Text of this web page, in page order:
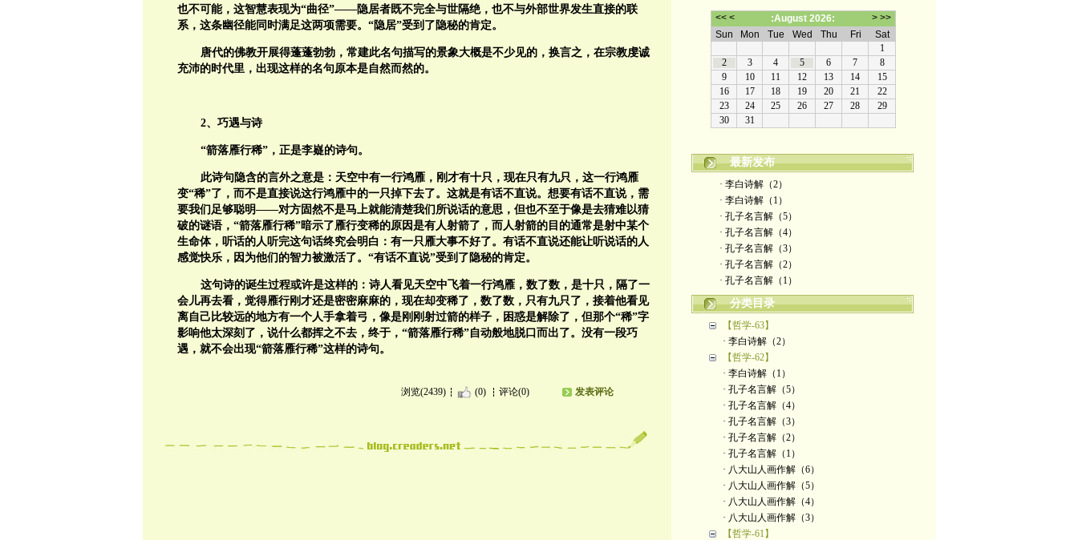
也不可能，这智慧表现为“曲径”——隐居者既不完全与世隔绝，也不与外部世界发生直接的联
系，这条幽径能同时满足这两项需要。“隐居”受到了隐秘的肯定。
唐代的佛教开展得蓬蓬勃勃，常建此名句描写的景象大概是不少见的，换言之，在宗教虔诚
充沛的时代里，出现这样的名句原本是自然而然的。
2、巧遇与诗
“箭落雁行稀”，正是李嶷的诗句。
此诗句隐含的言外之意是：天空中有一行鸿雁，刚才有十只，现在只有九只，这一行鸿雁
变“稀”了，而不是直接说这行鸿雁中的一只掉下去了。这就是有话不直说。想要有话不直说，需
要我们足够聪明——对方固然不是马上就能清楚我们所说话的意思，但也不至于像是去猜难以猜
破的谜语，“箭落雁行稀”暗示了雁行变稀的原因是有人射箭了，而人射箭的目的通常是射中某个
生命体，听话的人听完这句话终究会明白：有一只雁大事不好了。有话不直说还能让听说话的人
感觉快乐，因为他们的智力被激活了。“有话不直说”受到了隐秘的肯定。
这句诗的诞生过程或许是这样的：诗人看见天空中飞着一行鸿雁，数了数，是十只，隔了一
会儿再去看，觉得雁行刚才还是密密麻麻的，现在却变稀了，数了数，只有九只了，接着他看见
离自己比较远的地方有一个人手拿着弓，像是刚刚射过箭的样子，困惑是解除了，但那个“稀”字
影响他太深刻了，说什么都挥之不去，终于，“箭落雁行稀”自动般地脱口而出了。没有一段巧
遇，就不会出现“箭落雁行稀”这样的诗句。
浏览(2439) (0) 评论(0) 发表评论
最新发布
· 李白诗解（2）
· 李白诗解（1）
· 孔子名言解（5）
· 孔子名言解（4）
· 孔子名言解（3）
· 孔子名言解（2）
· 孔子名言解（1）
分类目录
【哲学-63】
· 李白诗解（2）
【哲学-62】
· 李白诗解（1）
· 孔子名言解（5）
· 孔子名言解（4）
· 孔子名言解（3）
· 孔子名言解（2）
· 孔子名言解（1）
· 八大山人画作解（6）
· 八大山人画作解（5）
· 八大山人画作解（4）
· 八大山人画作解（3）
【哲学-61】